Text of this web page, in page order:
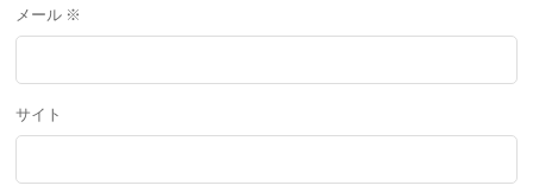
メール ※
サイト